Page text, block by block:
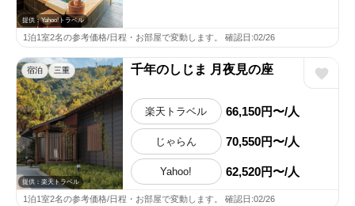
提供：Yahoo!トラベル
1泊1室2名の参考価格/日程・お部屋で変動します。 確認日:02/26
宿泊 三重
提供：楽天トラベル
千年のしじま 月夜見の座
楽天トラベル 66,150円〜/人
じゃらん 70,550円〜/人
Yahoo! 62,520円〜/人
1泊1室2名の参考価格/日程・お部屋で変動します。 確認日:02/26